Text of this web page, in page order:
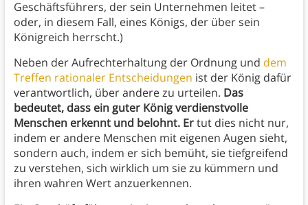
Geschäftsführers, der sein Unternehmen leitet –
oder, in diesem Fall, eines Königs, der über sein
Königreich herrscht.)
Neben der Aufrechterhaltung der Ordnung und dem
Treffen rationaler Entscheidungen ist der König dafür
verantwortlich, über andere zu urteilen. Das
bedeutet, dass ein guter König verdienstvolle
Menschen erkennt und belohnt. Ertut dies nicht nur,
indem er andere Menschen mit eigenen Augen sieht,
sondern auch, indem er sich bemüht, sie tiefgreifend
zu verstehen, sich wirklich um sie zu kümmern und
ihren wahren Wert anzuerkennen.